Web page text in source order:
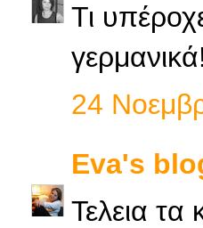
Τι
24
Eva's
Τελεια